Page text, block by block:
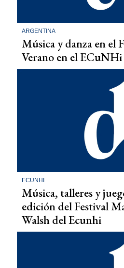
ARGENTINA
Música y danza en el
Verano en el ECuNHi
ECUNHI
Música, talleres y
edición del Festival
Walsh del Ecunhi